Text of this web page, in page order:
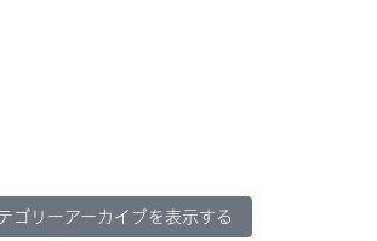
ゴリーアーカイブを表示する